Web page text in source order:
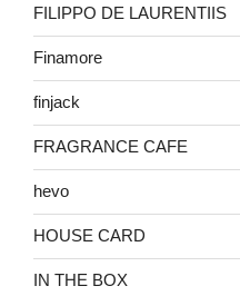
FILIPPO DE LAURENTIIS
Finamore
finjack
FRAGRANCE CAFE
hevo
HOUSE CARD
IN THE BOX